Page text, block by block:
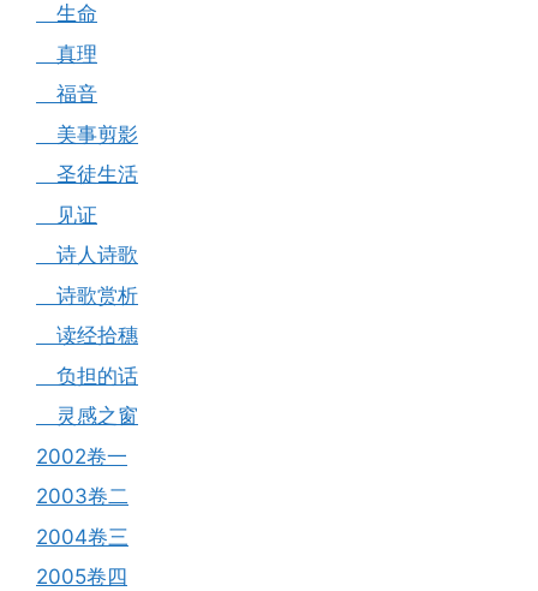
生命
真理
福音
美事剪影
圣徒生活
见证
诗人诗歌
诗歌赏析
读经拾穗
负担的话
灵感之窗
2002卷一
2003卷二
2004卷三
2005卷四